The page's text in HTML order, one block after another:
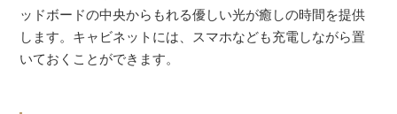
ッドボードの中央からもれる優しい光が癒しの時間を提供
します。キャビネットには、スマホなども充電しながら置
いておくことができます。